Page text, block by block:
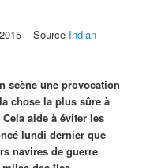
– Source Indian
scène une provocation
chose la plus sûre à
aide à éviter les
lundi dernier que
navires de guerre